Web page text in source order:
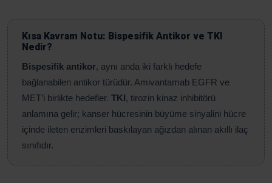
Kısa Kavram Notu: Bispesifik Antikor ve TKI
Nedir?
Bispesifik antikor, aynı anda iki farklı hedefe
bağlanabilen antikor türüdür. Amivantamab EGFR ve
MET’i birlikte hedefler.TKI , tirozin kinaz inhibitörü
anlamına gelir; kanser hücresinin büyüme sinyalini hücre
içinde ileten enzimleri baskılayan ağızdan alınan akıllı ilaç
sınıfıdır.